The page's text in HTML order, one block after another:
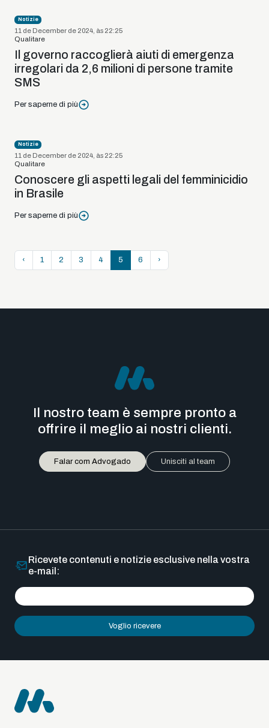
Notizie
11 de December de 2024, às 22:25
Qualitare
Il governo raccoglierà aiuti di emergenza
irregolari da 2,6 milioni di persone tramite
SMS
Per saperne di più
Notizie
11 de December de 2024, às 22:25
Qualitare
Conoscere gli aspetti legali del femminicidio
in Brasile
Per saperne di più
‹ 1 2 3 4 5 6 ›
Il nostro team è sempre pronto a
offrire il meglio ai nostri clienti.
Falar com Advogado Unisciti al team
Ricevete contenuti e notizie esclusive nella vostra
e-mail:
Voglio ricevere